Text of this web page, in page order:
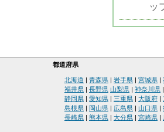
ッ
都道府県
北海道 青森県 岩手県 宮城県
福井県
長野県 山梨県 神奈川県
静岡県
愛知県 三重県 大阪府
島根県
岡山県 広島県 山口県
長崎県
熊本県 大分県 宮崎県